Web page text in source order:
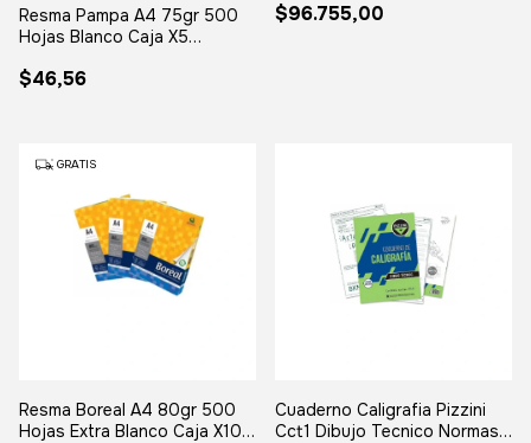
Resma Pampa A4 75gr 500
Hojas Blanco Caja X5
$46,56
$96.755,00
GRATIS
Resma Boreal A4 80gr 500
Hojas Extra Blanco Caja X10
Cuaderno Caligrafia Pizzini
Cct1 Dibujo Tecnico Normas